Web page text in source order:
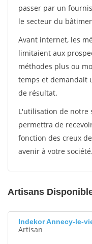
passer par un
le secteur du
Avant internet, les
limitaient aux
méthodes plus ou
temps et demandait
de résultat.
L'utilisation de notre
permettra de
fonction des creux
avenir à votre société.
Artisans
Indekor Annecy-le-
Artisan